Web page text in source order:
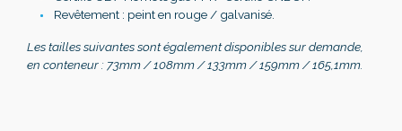
Revêtement : peint en rouge / galvanisé.
Les tailles suivantes sont également disponibles sur demande,
en conteneur : 73mm / 108mm / 133mm / 159mm / 165,1mm.